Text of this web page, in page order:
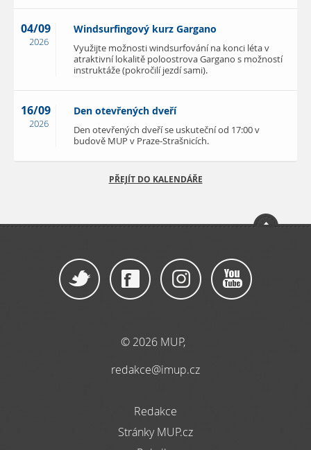
04/09
2026
Windsurfingový kurz Gargano
Využijte možnosti windsurfování na konci léta v
atraktivní lokalitě poloostrova Gargano s možností
instruktáže (pokročilí jezdí sami).
16/09
2026
Den otevřených dveří
Den otevřených dveří se uskuteční od 17:00 v
budově MUP v Praze-Strašnicích.
PŘEJÍT DO KALENDÁŘE
© 2026 MUP,
redakce@imup.cz
Redakce
Stránky MUP.cz